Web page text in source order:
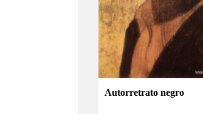
Autorretrato negro